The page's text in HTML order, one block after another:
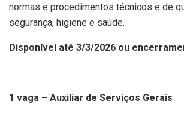
normas e procedimentos técnicos e de
segurança, higiene e saúde.
Disponível até 3/3/2026 ou
1 vaga – Auxiliar de Serviços Gerais